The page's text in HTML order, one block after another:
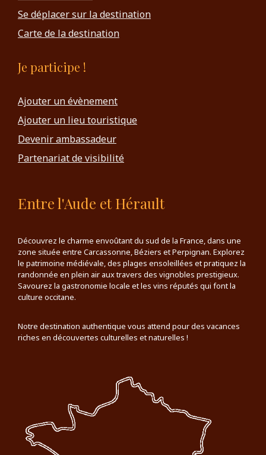
Se déplacer sur la destination
Carte de la destination
Je participe !
Ajouter un évènement
Ajouter un lieu touristique
Devenir ambassadeur
Partenariat de visibilité
Entre l'Aude et Hérault
Découvrez le charme envoûtant du sud de la France, dans une
zone située entre Carcassonne, Béziers et Perpignan. Explorez
le patrimoine médiévale, des plages ensoleillées et pratiquez la
randonnée en plein air aux travers des vignobles prestigieux.
Savourez la gastronomie locale et les vins réputés qui font la
culture occitane.
Notre destination authentique vous attend pour des vacances
riches en découvertes culturelles et naturelles !